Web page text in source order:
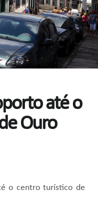
até o
Ouro
o centro turístico de